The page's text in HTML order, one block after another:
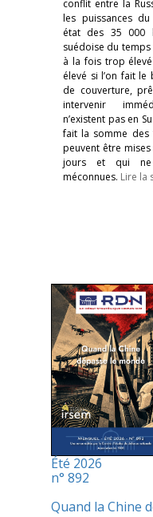
conflit entre la
les puissances
état des 35 000
suédoise du
à la fois trop
élevé si l’on fait
de couverture,
intervenir
n’existent pas en
fait la somme
peuvent être
jours et qui
méconnues. Lire la
Été 2026
n° 892
Quand la Chine